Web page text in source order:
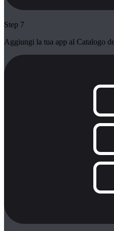
Step 7
Aggiungi la tua app al Catalogo